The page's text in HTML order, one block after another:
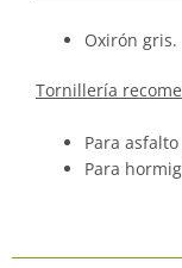
Oxirón gris.
Tornillería
Para
Para